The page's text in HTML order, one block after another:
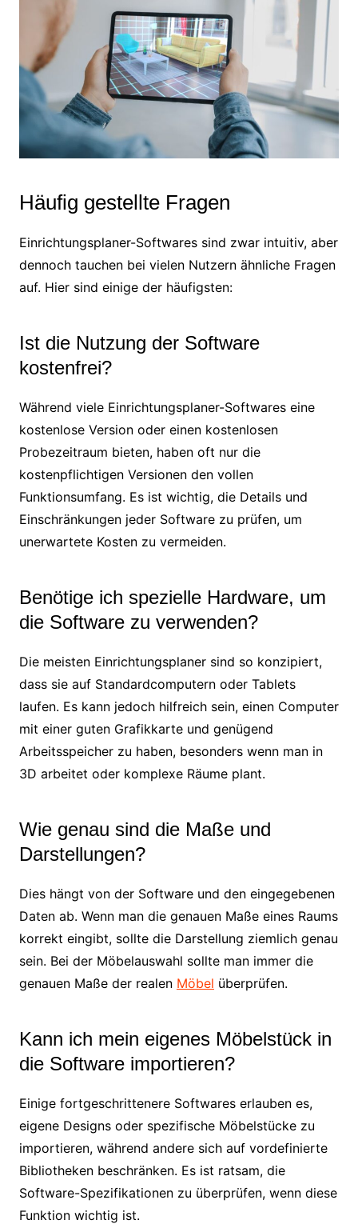
Häufig gestellte Fragen
Einrichtungsplaner-Softwares sind zwar intuitiv, aber
dennoch tauchen bei vielen Nutzern ähnliche Fragen
auf. Hier sind einige der häufigsten:
Ist die Nutzung der Software
kostenfrei?
Während viele Einrichtungsplaner-Softwares eine
kostenlose Version oder einen kostenlosen
Probezeitraum bieten, haben oft nur die
kostenpflichtigen Versionen den vollen
Funktionsumfang. Es ist wichtig, die Details und
Einschränkungen jeder Software zu prüfen, um
unerwartete Kosten zu vermeiden.
Benötige ich spezielle Hardware, um
die Software zu verwenden?
Die meisten Einrichtungsplaner sind so konzipiert,
dass sie auf Standardcomputern oder Tablets
laufen. Es kann jedoch hilfreich sein, einen Computer
mit einer guten Grafikkarte und genügend
Arbeitsspeicher zu haben, besonders wenn man in
3D arbeitet oder komplexe Räume plant.
Wie genau sind die Maße und
Darstellungen?
Dies hängt von der Software und den eingegebenen
Daten ab. Wenn man die genauen Maße eines Raums
korrekt eingibt, sollte die Darstellung ziemlich genau
sein. Bei der Möbelauswahl sollte man immer die
genauen Maße der realen Möbel überprüfen.
Kann ich mein eigenes Möbelstück in
die Software importieren?
Einige fortgeschrittenere Softwares erlauben es,
eigene Designs oder spezifische Möbelstücke zu
importieren, während andere sich auf vordefinierte
Bibliotheken beschränken. Es ist ratsam, die
Software-Spezifikationen zu überprüfen, wenn diese
Funktion wichtig ist.